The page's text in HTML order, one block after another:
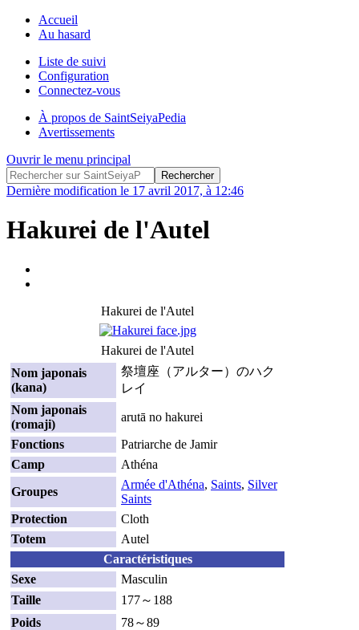
Accueil
Au hasard
Liste de suivi
Configuration
Connectez-vous
À propos de SaintSeiyaPedia
Avertissements
Ouvrir le menu principal
Dernière modification le 17 avril 2017, à 12:46
Hakurei de l'Autel
Hakurei de l'Autel
Hakurei de l'Autel
Nom japonais
(kana)
祭壇座（アルター）のハク
レイ
Nom japonais
(romaji)
arutā no hakurei
Fonctions
Patriarche de Jamir
Camp
Athéna
Groupes
Armée d'Athéna, Saints, Silver
Saints
Protection
Cloth
Totem
Autel
Caractéristiques
Sexe
Masculin
Taille
177～188
Poids
78～89